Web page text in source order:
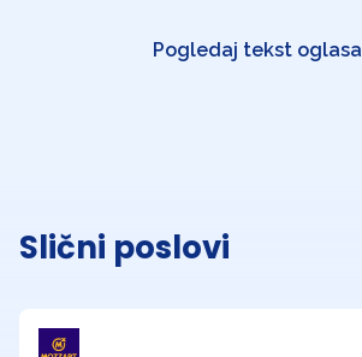
Pogledaj tekst oglasa
Slični poslovi